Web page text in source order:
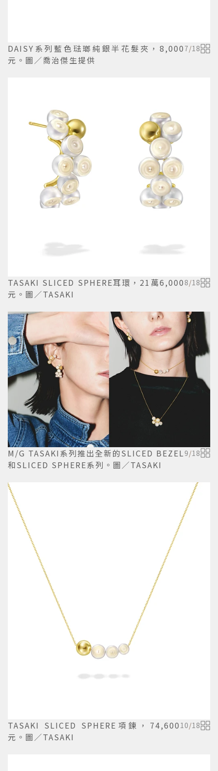
DAISY系列藍色琺瑯純銀半花髮夾，8,000
元。圖／喬治傑生提供
7/18
TASAKI SLICED SPHERE耳環，21萬6,000
元。圖／TASAKI
8/18
M/G TASAKI系列推出全新的SLICED BEZEL
和SLICED SPHERE系列。圖／TASAKI
9/18
TASAKI SLICED SPHERE項鍊，74,600
元。圖／TASAKI
10/18